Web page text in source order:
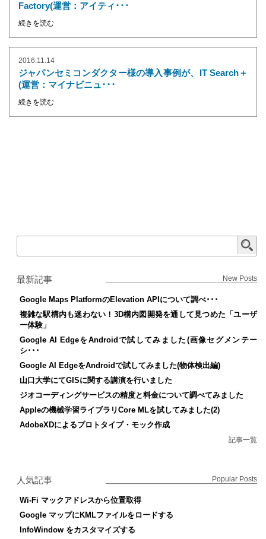
Factory(運営：アイティ･･･
続きを読む
2016.11.14
ジャパンセミコンダクター様の導入事例が、IT Search＋
(運営：マイナビニュ･･･
続きを読む
最新記事 New Posts
Google Maps PlatformのElevation APIについて調べ･･･
複雑な駅構内も迷わない！3D構内図開発を通して見つめた「ユーザ
ー体験」
Google AI EdgeをAndroidで試してみました(画像セグメンテー
シ･･･
Google AI EdgeをAndroidで試してみました(物体検出編)
山口大学にてGISに関する講演を行いました
ジオコーディングサービスの精度と料金について調べてみました
Appleの機械学習ライブラリCore MLを試してみました(2)
AdobeXDによるプロトタイプ・モック作成
記事一覧
人気記事 Popular Posts
Wi-Fi マックアドレスから位置取得
Google マップにKMLファイルをロードする
InfoWindow をカスタマイズする